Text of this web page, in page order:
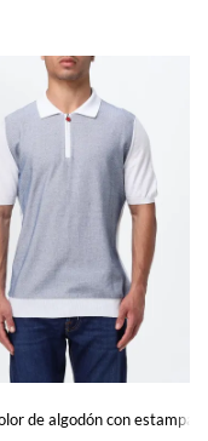
de algodón con